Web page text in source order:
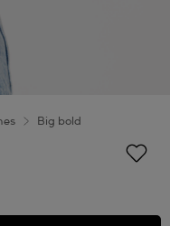
Big bold